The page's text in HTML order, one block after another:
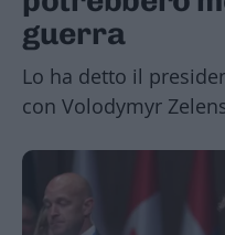
Salute
e
Benessere
Montagna
Tecnologia
Foto
Video
Business
guerra
Lo ha detto il
con Volodymyr